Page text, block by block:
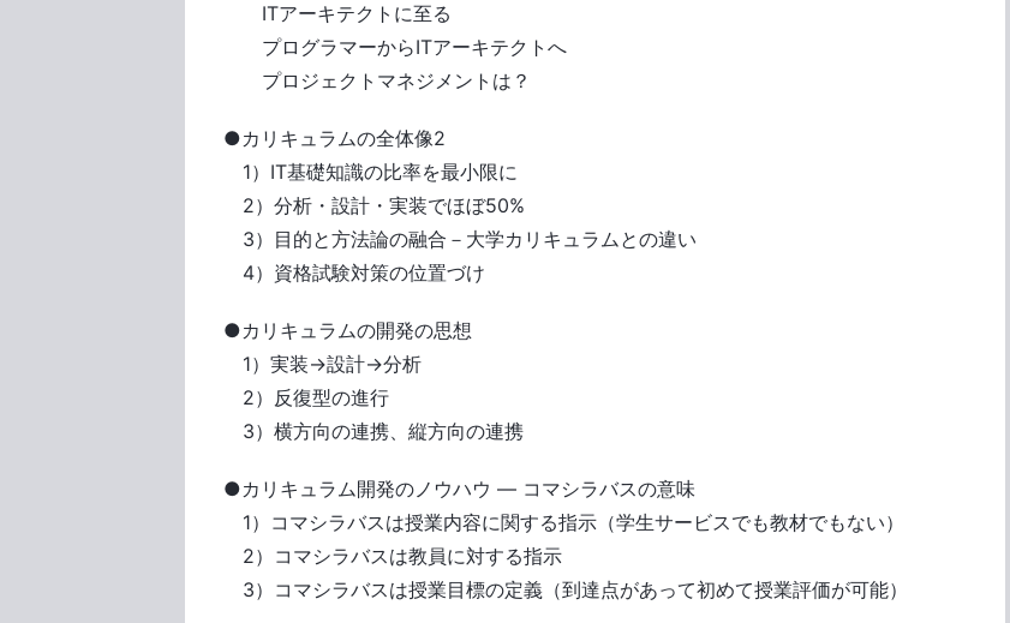
ITアーキテクトに至る
プログラマーからITアーキテクトへ
プロジェクトマネジメントは？
●カリキュラムの全体像2
1）IT基礎知識の比率を最小限に
2）分析・設計・実装でほぼ50%
3）目的と方法論の融合－大学カリキュラムとの違い
4）資格試験対策の位置づけ
●カリキュラムの開発の思想
1）実装→設計→分析
2）反復型の進行
3）横方向の連携、縦方向の連携
●カリキュラム開発のノウハウ ― コマシラバスの意味
1）コマシラバスは授業内容に関する指示（学生サービスでも教材でもない）
2）コマシラバスは教員に対する指示
3）コマシラバスは授業目標の定義（到達点があって初めて授業評価が可能）